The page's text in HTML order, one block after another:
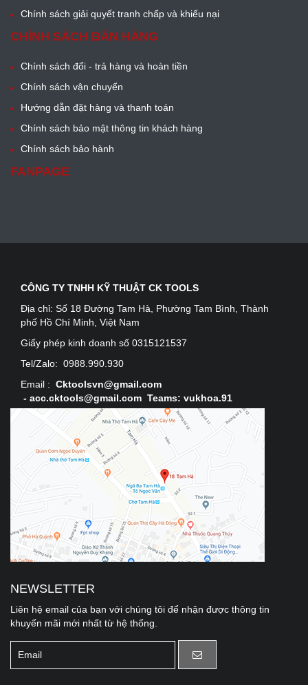
Chính sách giải quyết tranh chấp và khiếu nại
CHÍNH SÁCH BÁN HÀNG
Chính sách đổi - trả hàng và hoàn tiền
Chính sách vận chuyển
Hướng dẫn đặt hàng và thanh toán
Chính sách bảo mật thông tin khách hàng
Chính sách bảo hành
FANPAGE
CÔNG TY TNHH KỸ THUẬT CK TOOLS
Địa chỉ: Số 18 Đường Tam Hà, Phường Tam Bình, Thành
phố Hồ Chí Minh, Việt Nam
Giấy phép kinh doanh số 0315121537
Tel/Zalo: 0988.990.930
Email : Cktoolsvn@gmail.com
- acc.cktools@gmail.com Teams: vukhoa.91
NEWSLETTER
Liên hệ email của bạn với chúng tôi để nhận được thông tin
khuyến mãi mới nhất từ hệ thống.